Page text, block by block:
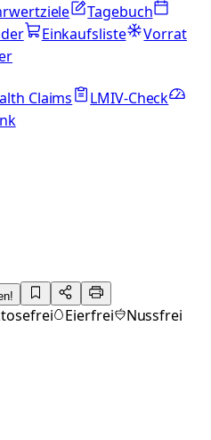
Tagebuch
Einkaufsliste
Vorrat
Claims
LMIV-Check
Eierfrei Nussfrei